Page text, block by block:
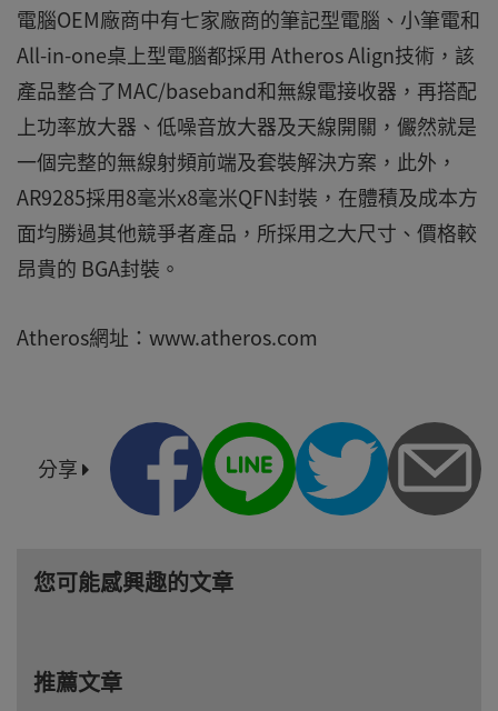
電腦OEM廠商中有七家廠商的筆記型電腦、小筆電和
All-in-one桌上型電腦都採用 Atheros Align技術，該
產品整合了MAC/baseband和無線電接收器，再搭配
上功率放大器、低噪音放大器及天線開關，儼然就是
一個完整的無線射頻前端及套裝解決方案，此外，
AR9285採用8毫米x8毫米QFN封裝，在體積及成本方
面均勝過其他競爭者產品，所採用之大尺寸、價格較
昂貴的 BGA封裝。
Atheros網址：www.atheros.com
分享
您可能感興趣的文章
推薦文章